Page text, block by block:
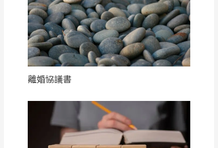
離婚協議書